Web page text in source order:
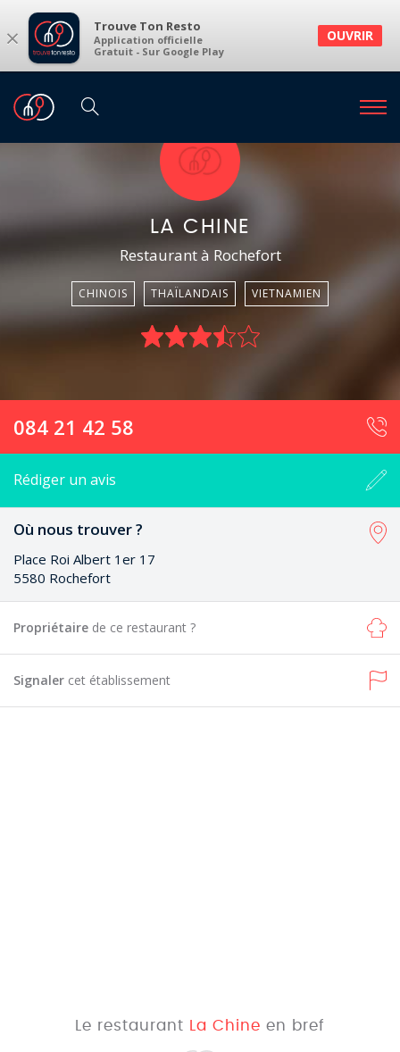
× Trouve Ton Resto
Application officielle
Gratuit - Sur Google Play
OUVRIR
LA CHINE
Restaurant à Rochefort
CHINOIS THAÏLANDAIS VIETNAMIEN
084 21 42 58
Rédiger un avis
Où nous trouver ?
Place Roi Albert 1er 17
5580 Rochefort
Propriétaire de ce restaurant ?
Signaler cet établissement
Le restaurant La Chine en bref